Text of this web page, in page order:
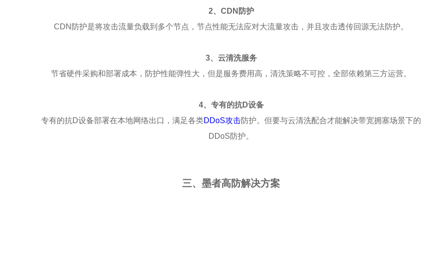
2、CDN防护
CDN防护是将攻击流量负载到多个节点，节点性能无法应对大流量攻击，并且攻击透传回源无法防护。
3、云清洗服务
节省硬件采购和部署成本，防护性能弹性大，但是服务费用高，清洗策略不可控，全部依赖第三方运营。
4、专有的抗D设备
专有的抗D设备部署在本地网络出口，满足各类DDoS攻击防护。但要与云清洗配合才能解决带宽拥塞场景下的
DDoS防护。
三、墨者高防解决方案